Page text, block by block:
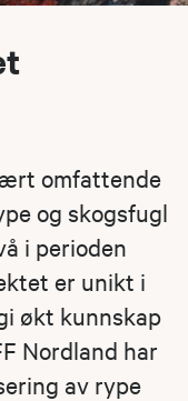
omfattende
og skogsfugl
i perioden
er unikt i
økt kunnskap
Nordland har
av rype